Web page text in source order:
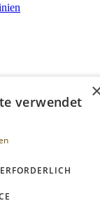
verwendet